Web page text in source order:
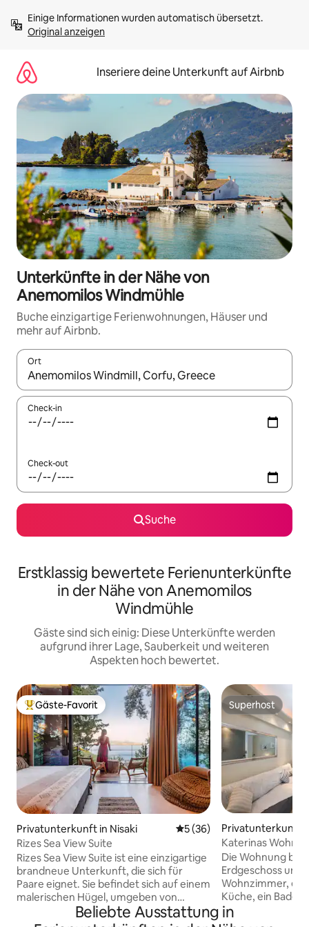
Inhalten
springenOriginal anzeigen
Inseriere deine Unterkunft auf Airbnb
Unterkünfte in der Nähe von
Anemomilos Windmühle
Buche einzigartige Ferienwohnungen, Häuser und
mehr auf Airbnb.
Ort
Wenn Ergebnisse verfügbar sind, navigiere mit den
Check-in
Check-out
Suche
Erstklassig bewertete Ferienunterkünfte
in der Nähe von Anemomilos
Windmühle
Gäste sind sich einig: Diese Unterkünfte werden
aufgrund ihrer Lage, Sauberkeit und weiteren
Aspekten hoch bewertet.
Beliebter Gäste-Favorit.
Gäste-Favorit
Privatunterkunft in Nisaki Durchschnittliche
5 (36)
Rizes Sea View Suite
Rizes Sea View Suite ist eine einzigartige
brandneue Unterkunft, die sich für
Paare eignet. Sie befindet sich auf einem
malerischen Hügel, umgeben von
Olivenbäumen und Grün. Die Suite
erstreckt sich über 38 Quadratmeter
Superhost
Superhost
Privatunterkunft
Katerinas
Die Wohnung
Erdgeschoss
Wohnzimmer,
Küche, ein
Schlafzimmer. Ideal
auch einen großen
Beliebte Ausstattung in